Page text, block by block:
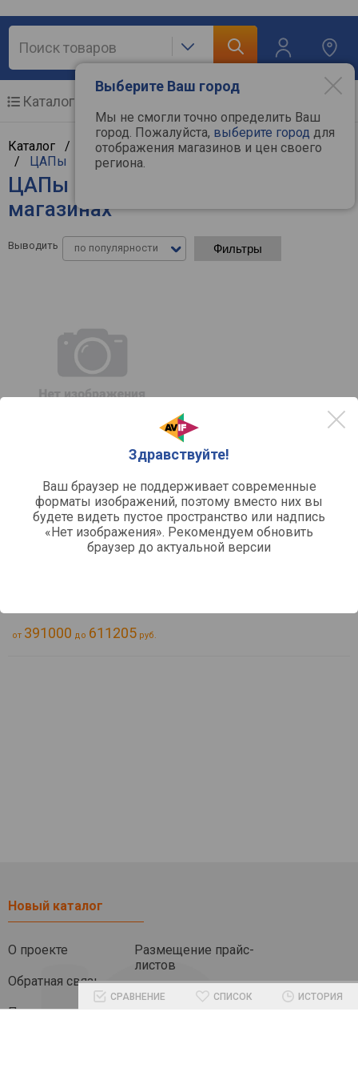
Выберите Ваш город
Мы не смогли точно определить Ваш
город. Пожалуйста, выберите город для
отображения магазинов и цен своего
региона.
Здравствуйте!
Ваш браузер не поддерживает современные
форматы изображений, поэтому вместо них вы
будете видеть пустое пространство или надпись
«Нет изображения». Рекомендуем обновить
браузер до актуальной версии
Каталог
Каталог / Аудиотехника/Hi-Fi и Hi-End компоненты
/ ЦАПы
ЦАПы Bryston - цены в интернет-
магазинах
Выводить по популярности Фильтры
Bryston BDA-3
ЦАП
Разрядность: 32 бит
Дополнительно: поддержка DSD, поддержка Mac
Выходное напряжение (XLR): 4
от 391000 до 611205 руб.
Новый каталог
О проекте
Обратная связь
Помочь проекту
Размещение прайс-
листов
СРАВНЕНИЕ СПИСОК ИСТОРИЯ